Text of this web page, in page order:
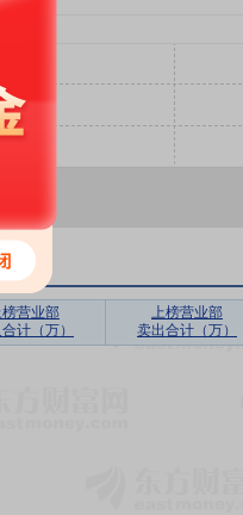
营业部
计（万）
上榜营业部
卖出合计（万）